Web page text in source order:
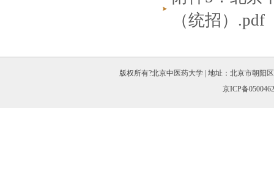
（统招）.pdf
版权所有?北京中医药大学 | 地址：北京市朝阳
京ICP备